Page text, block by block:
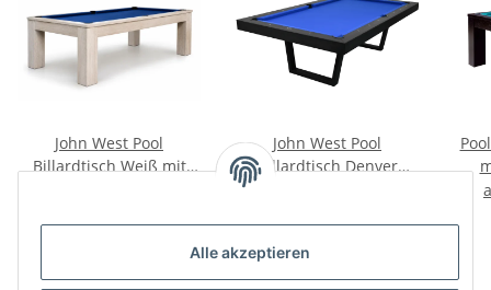
Alle akzeptieren
John West Pool
Billardtisch Weiß mit
John West Pool
Billardtisch Denver